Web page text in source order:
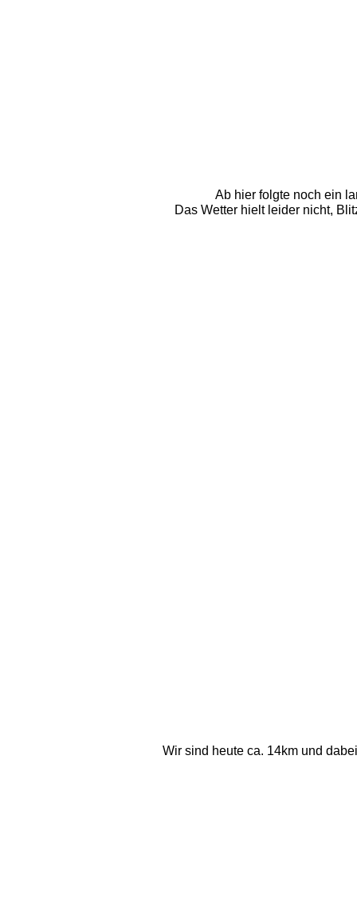
Wir sind heute ca. 14km und
Ab hier folgte noch ein
Das Wetter hielt leider nicht,